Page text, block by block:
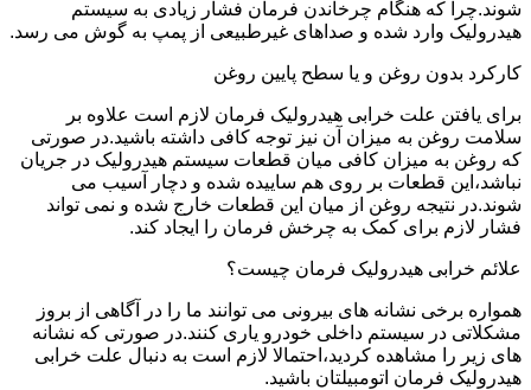
شوند.چرا که هنگام چرخاندن فرمان فشار زیادی به سیستم
هیدرولیک وارد شده و صداهای غیرطبیعی از پمپ به گوش می رسد.
کارکرد بدون روغن و یا سطح پایین روغن
برای یافتن علت خرابی هیدرولیک فرمان لازم است علاوه بر
سلامت روغن به میزان آن نیز توجه کافی داشته باشید.در صورتی
که روغن به میزان کافی میان قطعات سیستم هیدرولیک در جریان
نباشد،این قطعات بر روی هم ساییده شده و دچار آسیب می
شوند.در نتیجه روغن از میان این قطعات خارج شده و نمی تواند
فشار لازم برای کمک به چرخش فرمان را ایجاد کند.
علائم خرابی هیدرولیک فرمان چیست؟
همواره برخی نشانه های بیرونی می توانند ما را در آگاهی از بروز
مشکلاتی در سیستم داخلی خودرو یاری کنند.در صورتی که نشانه
های زیر را مشاهده کردید،احتمالا لازم است به دنبال علت خرابی
هیدرولیک فرمان اتومبیلتان باشید.